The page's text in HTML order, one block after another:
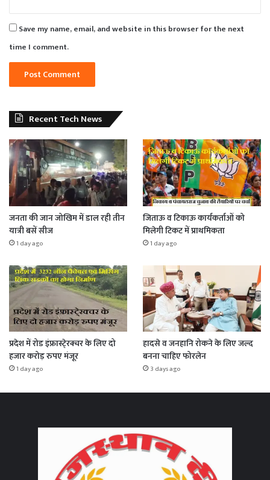
Save my name, email, and website in this browser for the next
time I comment.
Recent Tech News
जनता की जान जोखिम में डाल रही तीन
यात्री बसें सीज
1 day ago
जिताऊ व टिकाऊ कार्यकर्ताओं को
मिलेगी टिकट में प्राथमिकता
1 day ago
प्रदेश में रोड इंफ्रास्टे्रक्चर के लिए दो
हजार करोड़ रुपए मंजूर
1 day ago
हादसे व जनहानि रोकने के लिए जल्द
बनना चाहिए फोरलेन
3 days ago